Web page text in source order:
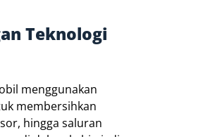
Teknologi
menggunakan
membersihkan
hingga saluran